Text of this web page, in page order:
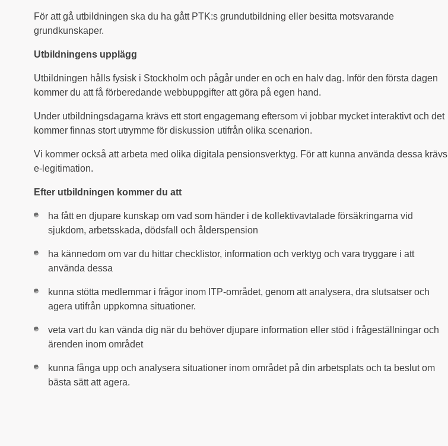
För att gå utbildningen ska du ha gått PTK:s grundutbildning eller besitta motsvarande
grundkunskaper.
Utbildningens upplägg
Utbildningen hålls fysisk i Stockholm och pågår under en och en halv dag. Inför den första dagen
kommer du att få förberedande webbuppgifter att göra på egen hand.
Under utbildningsdagarna krävs ett stort engagemang eftersom vi jobbar mycket interaktivt och det
kommer finnas stort utrymme för diskussion utifrån olika scenarion.
Vi kommer också att arbeta med olika digitala pensionsverktyg. För att kunna använda dessa krävs
e-legitimation.
Efter utbildningen kommer du att
ha fått en djupare kunskap om vad som händer i de kollektivavtalade försäkringarna vid
sjukdom, arbetsskada, dödsfall och ålderspension
ha kännedom om var du hittar checklistor, information och verktyg och vara tryggare i att
använda dessa
kunna stötta medlemmar i frågor inom ITP-området, genom att analysera, dra slutsatser och
agera utifrån uppkomna situationer.
veta vart du kan vända dig när du behöver djupare information eller stöd i frågeställningar och
ärenden inom området
kunna fånga upp och analysera situationer inom området på din arbetsplats och ta beslut om
bästa sätt att agera.